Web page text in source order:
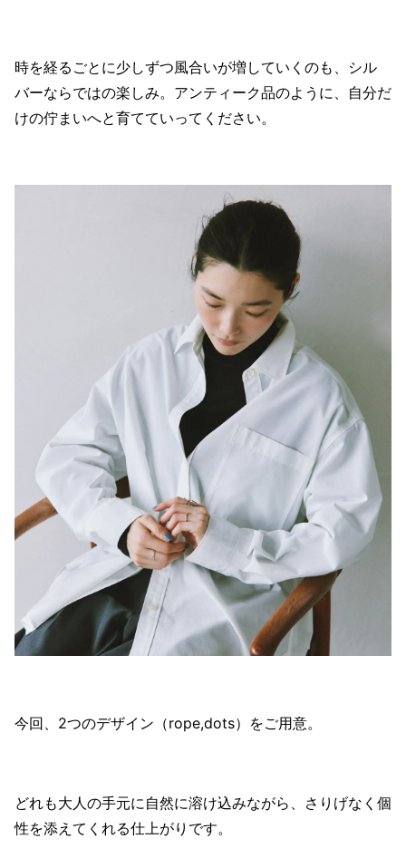
時を経るごとに少しずつ風合いが増していくのも、シル
バーならではの楽しみ。アンティーク品のように、自分だ
けの佇まいへと育てていってください。
今回、2つのデザイン（rope,dots）をご用意。
どれも大人の手元に自然に溶け込みながら、さりげなく個
性を添えてくれる仕上がりです。